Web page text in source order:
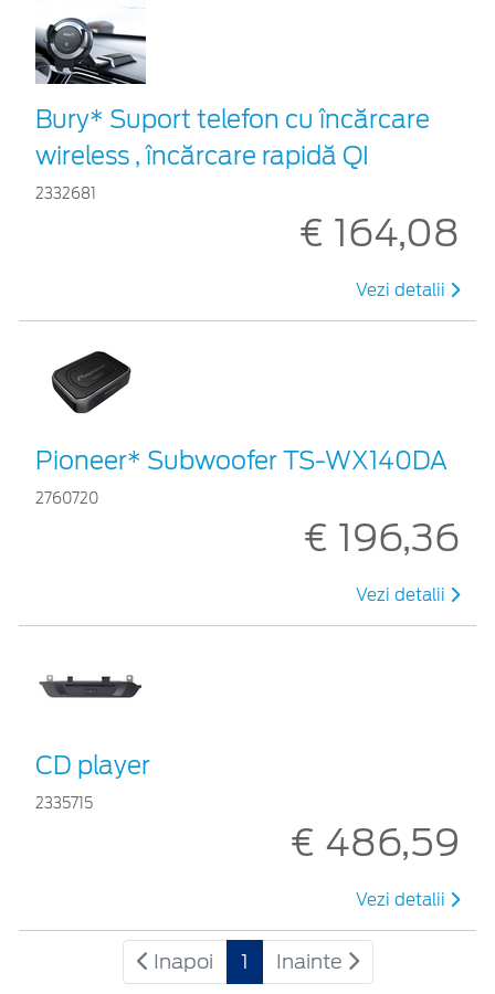
Bury* Suport telefon cu încărcare
wireless , încărcare rapidă QI
2332681
€ 164,08
Vezi detalii
Pioneer* Subwoofer TS-WX140DA
2760720
€ 196,36
Vezi detalii
CD player
2335715
€ 486,59
Vezi detalii
Inapoi 1 Inainte